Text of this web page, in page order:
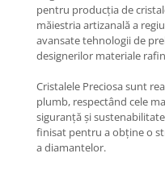
semiprețioase
Brățări elastice cu pietre
semiprețioase
Brățări de picior din Aur
Brățări de picior din Argint
COLIERE
pentru producția de
măiestria artizanală a
avansate tehnologii de
designerilor materiale
Cristalele Preciosa sunt
plumb, respectând cele
siguranță și
finisat pentru a obține o
a diamantelor.